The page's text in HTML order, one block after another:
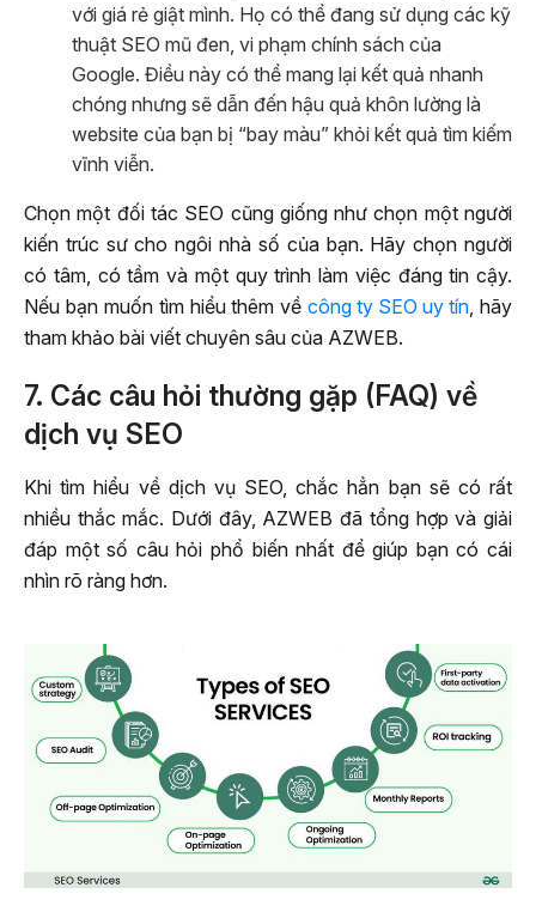
với giá rẻ giật mình. Họ có thể đang sử dụng các kỹ
thuật SEO mũ đen, vi phạm chính sách của
Google. Điều này có thể mang lại kết quả nhanh
chóng nhưng sẽ dẫn đến hậu quả khôn lường là
website của bạn bị “bay màu” khỏi kết quả tìm kiếm
vĩnh viễn.
Chọn một đối tác SEO cũng giống như chọn một người
kiến trúc sư cho ngôi nhà số của bạn. Hãy chọn người
có tâm, có tầm và một quy trình làm việc đáng tin cậy.
Nếu bạn muốn tìm hiểu thêm vềcông ty SEO uy tín , hãy
tham khảo bài viết chuyên sâu của AZWEB.
7. Các câu hỏi thường gặp (FAQ) về
dịch vụ SEO
Khi tìm hiểu về dịch vụ SEO, chắc hẳn bạn sẽ có rất
nhiều thắc mắc. Dưới đây, AZWEB đã tổng hợp và giải
đáp một số câu hỏi phổ biến nhất để giúp bạn có cái
nhìn rõ ràng hơn.